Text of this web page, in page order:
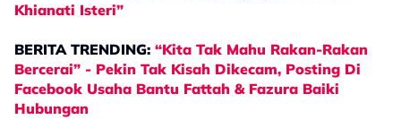
Khianati Isteri”
​BERITA TRENDING: “Kita Tak Mahu Rakan-Rakan
Bercerai” - Pekin Tak Kisah Dikecam, Posting Di
Facebook Usaha Bantu Fattah & Fazura Baiki
Hubungan